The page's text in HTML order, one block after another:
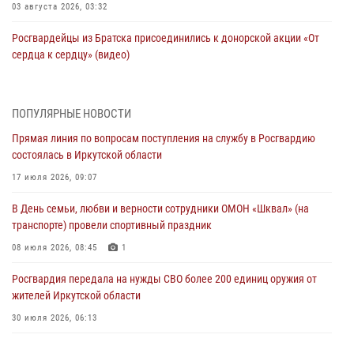
03 августа 2026, 03:32
Росгвардейцы из Братска присоединились к донорской акции «От
сердца к сердцу» (видео)
Сотрудники Росгвардии нашли и вернули родственникам
30 июля 2026, 07:37
Росгвардия передала на нужды СВО более 200 единиц оружия от
При силовой поддержке СОБР Росгвардии в Иркутской области
30 июля 2026, 04:19
В честь 10-летия Росгвардии сотрудники вневедомственной охраны
ПОПУЛЯРНЫЕ НОВОСТИ
Прямая линия по вопросам поступления на службу в Росгвардию
состоялась в Иркутской области
17 июля 2026, 09:07
В День семьи, любви и верности сотрудники ОМОН «Шквал» (на
транспорте) провели спортивный праздник
08 июля 2026, 08:45 1
Росгвардия передала на нужды СВО более 200 единиц оружия от
жителей Иркутской области
30 июля 2026, 06:13